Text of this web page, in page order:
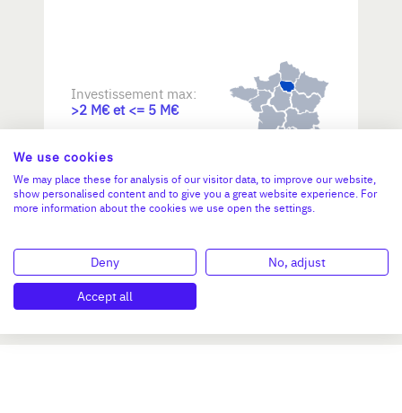
Investissement max:
>2 M€ et <= 5 M€
We use cookies
We may place these for analysis of our visitor data, to improve our website,
show personalised content and to give you a great website experience. For
more information about the cookies we use open the settings.
Deny
No, adjust
Accept all